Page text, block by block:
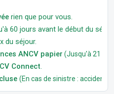
rien que pour vous.
60 jours avant le début du
du séjour.
ANCV papier (Jusqu'à 21
Connect
(En cas de sinistre : accident,